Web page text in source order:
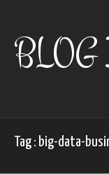
contentBLOG
Tag : big-data-